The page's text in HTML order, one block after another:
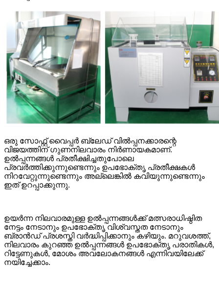
ഒരു സോഫ്റ്റ് വൈപ്പർ ബ്ലേഡ് വിൽപ്പനക്കാരന്റെ
വിജയത്തിന് ഗുണനിലവാരം നിർണായകമാണ്.
ഉൽപ്പന്നങ്ങൾ പ്രതീക്ഷിച്ചതുപോലെ
പ്രവർത്തിക്കുന്നുണ്ടെന്നും ഉപഭോക്തൃ പ്രതീക്ഷകൾ
നിറവേറ്റുന്നുണ്ടെന്നും അല്ലെങ്കിൽ കവിയുന്നുണ്ടെന്നും
ഇത് ഉറപ്പാക്കുന്നു.
ഉയർന്ന നിലവാരമുള്ള ഉൽപ്പന്നങ്ങൾക്ക് മത്സരാധിഷ്ഠിത
നേട്ടം നേടാനും ഉപഭോക്തൃ വിശ്വസ്തത നേടാനും
ബ്രാൻഡ് പ്രശസ്തി വർദ്ധിപ്പിക്കാനും കഴിയും. മറുവശത്ത്,
നിലവാരം കുറഞ്ഞ ഉൽപ്പന്നങ്ങൾ ഉപഭോക്തൃ പരാതികൾ,
റിട്ടേണുകൾ, മോശം അവലോകനങ്ങൾ എന്നിവയിലേക്ക്
നയിച്ചേക്കാം.